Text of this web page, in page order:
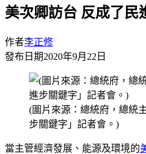
美次卿訪台 反成了民
作者李正修
發布日期2020年9月22日
(圖片來源：總統府，總統
步關鍵字」記者會。)
當主管經濟發展、能源及環境的